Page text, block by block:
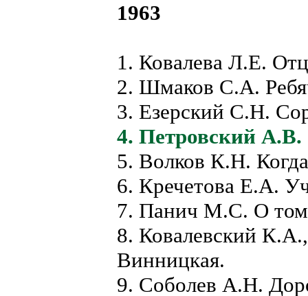
1963
1. Ковалева Л.Е.
2. Шмаков С.А.
3. Езерский С.Н.
4. Петровский А.В.
5. Волков К.Н.
6. Кречетова Е.А.
7. Панич М.С. О том,
8. Ковалевский
Винницкая.
9. Соболев А.Н.